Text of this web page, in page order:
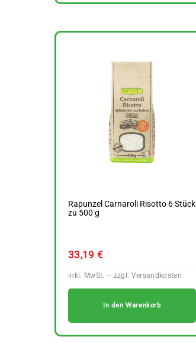
Rapunzel Carnaroli Risotto 6 Stück
zu 500 g
33,19€
In den Warenkorb